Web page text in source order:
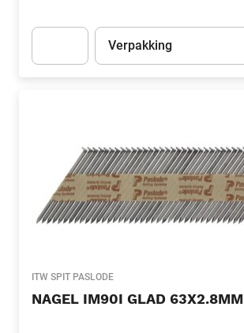
Eenheid
Verpakking
ITW SPIT PASLODE
NAGEL IM90I GLAD 63X2.8MM